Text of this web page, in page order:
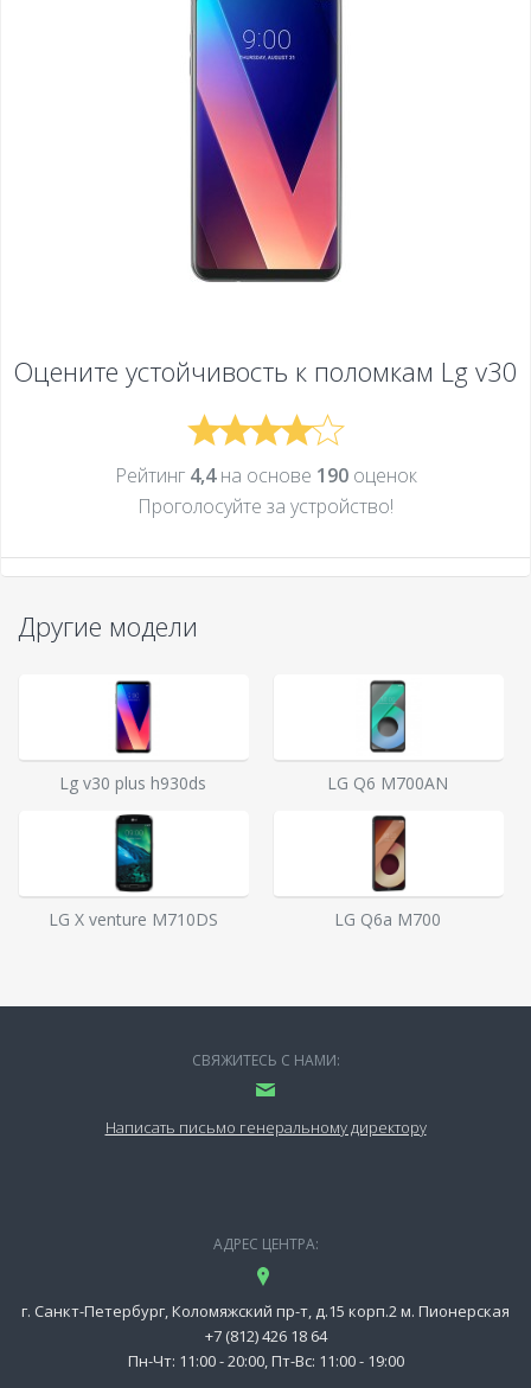
Оцените устойчивость к поломкам Lg v30
Рейтинг 4,4на основе 190оценок
Проголосуйте за устройcтво!
Другие модели
Lg v30 plus h930ds LG Q6 M700AN
LG X venture M710DS LG Q6a M700
СВЯЖИТЕСЬ С НАМИ:
Написать письмо генеральному директору
АДРЕС ЦЕНТРА:
г. Санкт-Петербург, Коломяжский пр-т, д.15 корп.2 м. Пионерская
+7 (812) 426 18 64
Пн-Чт: 11:00 - 20:00, Пт-Вс: 11:00 - 19:00